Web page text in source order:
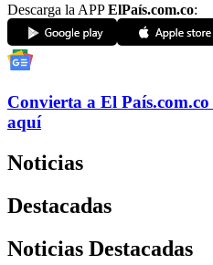
Descarga la APPElPaís.com.co:
Convierta a El País.com.co
aquí
Noticias
Destacadas
Noticias Destacadas